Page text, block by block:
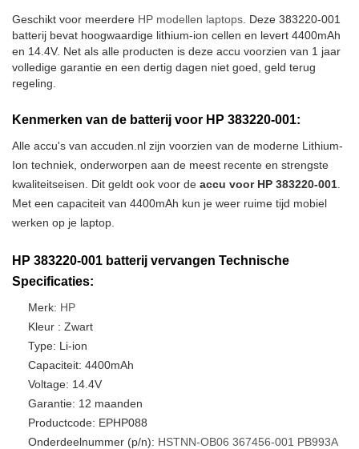
Geschikt voor meerdere HP modellen laptops . Deze 383220-001
batterij bevat hoogwaardige lithium-ion cellen en levert 4400mAh
en 14.4V. Net als alle producten is deze accu voorzien van 1 jaar
volledige garantie en een dertig dagen niet goed, geld terug
regeling.
Kenmerken van de batterij voor HP 383220-001:
Alle accu's van accuden.nl zijn voorzien van de moderne Lithium-
Ion techniek, onderworpen aan de meest recente en strengste
kwaliteitseisen. Dit geldt ook voor de accu voor HP 383220-001
Met een capaciteit van 4400mAh kun je weer ruime tijd mobiel
werken op je laptop.
HP 383220-001 batterij vervangen Technische
Specificaties:
Merk: HP
Kleur : Zwart
Type: Li-ion
Capaciteit: 4400mAh
Voltage: 14.4V
Garantie: 12 maanden
Productcode: EPHP088
Onderdeelnummer (p/n): HSTNN-OB06 367456-001 PB993A